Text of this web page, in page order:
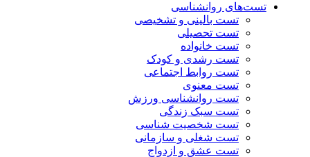
تست‌های روانشناسی
تست بالینی و تشخیصی
تست تحصیلی
تست خانواده
تست رشدی و کودک
تست روابط اجتماعی
تست معنوی
تست روانشناسی ورزش
تست سبک زندگی
تست شخصیت شناسی
تست شغلی و سازمانی
تست عشق و ازدواج